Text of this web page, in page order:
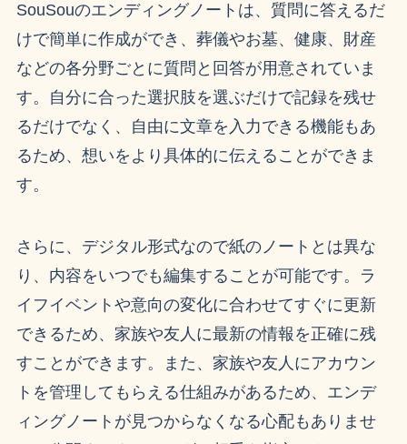
SouSouのエンディングノートは、質問に答えるだ
けで簡単に作成ができ、葬儀やお墓、健康、財産
などの各分野ごとに質問と回答が用意されていま
す。自分に合った選択肢を選ぶだけで記録を残せ
るだけでなく、自由に文章を入力できる機能もあ
るため、想いをより具体的に伝えることができま
す。
さらに、デジタル形式なので紙のノートとは異な
り、内容をいつでも編集することが可能です。ラ
イフイベントや意向の変化に合わせてすぐに更新
できるため、家族や友人に最新の情報を正確に残
すことができます。また、家族や友人にアカウン
トを管理してもらえる仕組みがあるため、エンデ
ィングノートが見つからなくなる心配もありませ